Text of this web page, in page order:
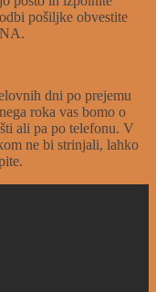
pošiljke obvestite
dni po prejemu
roka vas bomo o
ali pa po telefonu. V
ne bi strinjali, lahko